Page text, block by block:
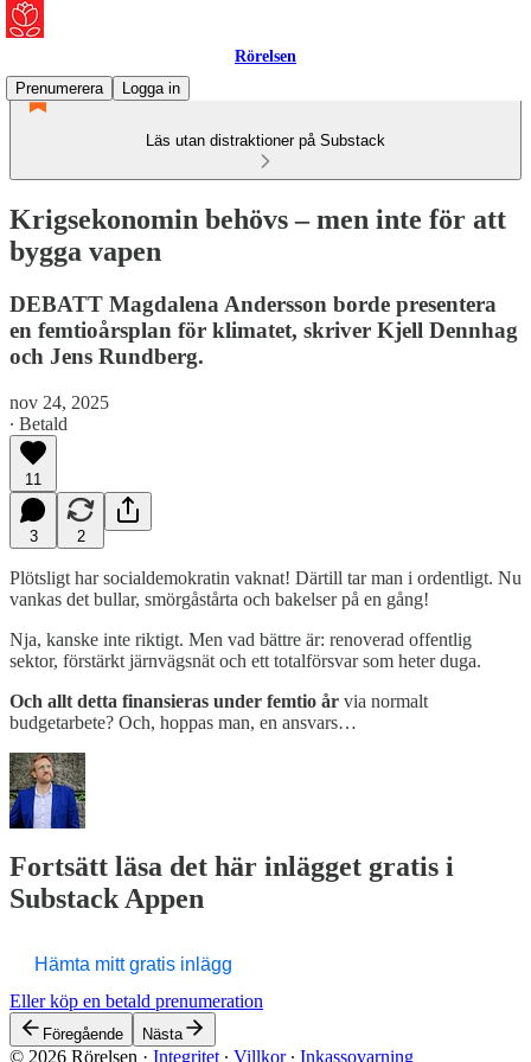
Rörelsen
Prenumerera
Logga in
Läs utan distraktioner på Substack
Krigsekonomin behövs – men inte för att
bygga vapen
DEBATT Magdalena Andersson borde presentera
en femtioårsplan för klimatet, skriver Kjell Dennhag
och Jens Rundberg.
nov 24, 2025
∙ Betald
11
3 2
Plötsligt har socialdemokratin vaknat! Därtill tar man i ordentligt. Nu
vankas det bullar, smörgåstårta och bakelser på en gång!
Nja, kanske inte riktigt. Men vad bättre är: renoverad offentlig
sektor, förstärkt järnvägsnät och ett totalförsvar som heter duga.
Och allt detta finansieras under femtio år via normalt
budgetarbete? Och, hoppas man, en ansvars…
Fortsätt läsa det här inlägget gratis i
Substack Appen
Hämta mitt gratis inlägg
Eller köp en betald prenumeration
Föregående Nästa
© 2026 Rörelsen · Integritet ∙ Villkor∙ Inkassovarning